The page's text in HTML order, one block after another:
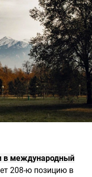
в международный
208-ю позицию в